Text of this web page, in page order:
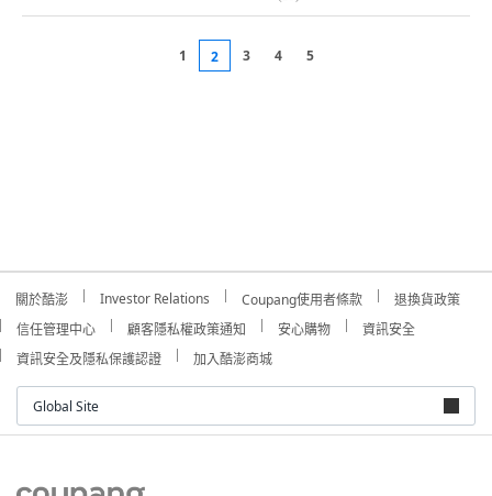
1 2 3 4 5
關於酷澎 Investor Relations Coupang使用者條款
退換貨政策
信任管理中心
顧客隱私權政策通知 安心購物
資訊安全
資訊安全及隱私保護認證
加入酷澎商城
Global Site